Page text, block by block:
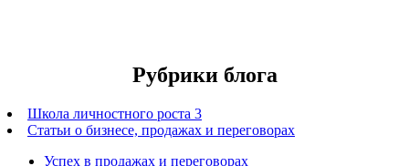
Рубрики блога
Школа личностного роста 3
Статьи о бизнесе, продажах и переговорах
Успех в продажах и переговорах